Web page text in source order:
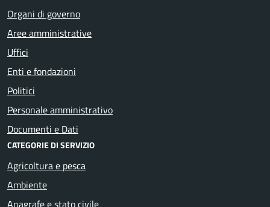
Organi di governo
Aree amministrative
Uffici
Enti e fondazioni
Politici
Personale amministrativo
Documenti e Dati
CATEGORIE DI SERVIZIO
Agricoltura e pesca
Ambiente
Anagrafe e stato civile